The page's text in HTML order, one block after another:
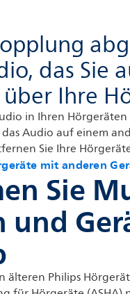
das Sie
Ihre
in Ihren
Audio auf einem
Sie Ihre
mit anderen
Sie
und
älteren Philips